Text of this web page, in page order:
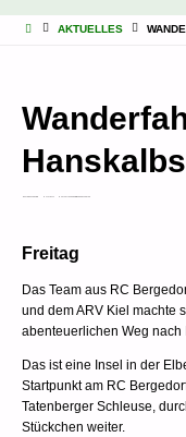
STARTSEITE
AKTUELLES
Freitag
Das Team aus RC
und dem ARV Kiel machte
abenteuerlichen Weg nach
Das ist eine Insel in der
Startpunkt am RC
Tatenberger Schleuse,
Stückchen weiter.